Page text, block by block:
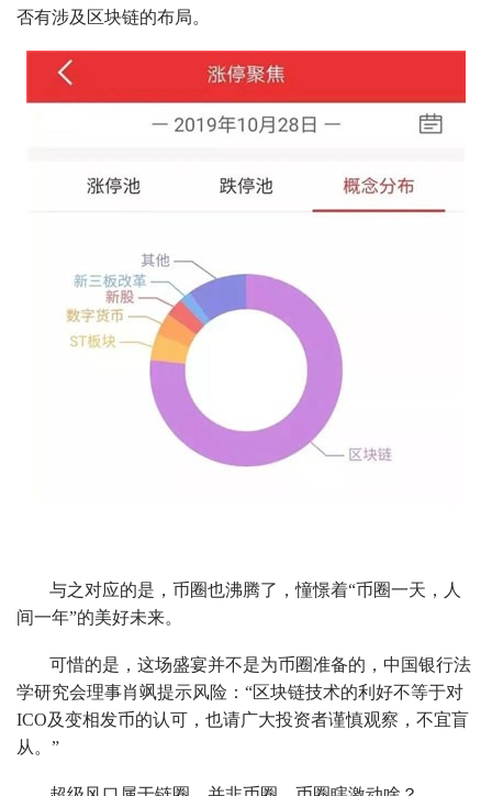
否有涉及区块链的布局。
与之对应的是，币圈也沸腾了，憧憬着“币圈一天，人
间一年”的美好未来。
可惜的是，这场盛宴并不是为币圈准备的，中国银行法
学研究会理事肖飒提示风险：“区块链技术的利好不等于对
ICO及变相发币的认可，也请广大投资者谨慎观察，不宜盲
从。”